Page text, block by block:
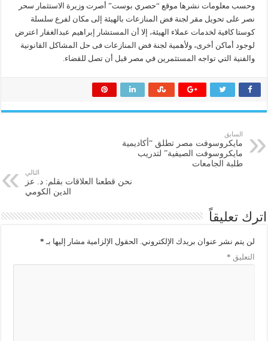
وحسب معلومات نشرها موقع “حصري بوست” أصرت وزيرة الاستثمار سحر
نصر على تحويل مقر لجنة فض المنازعات بالهيئة إلى مكان لفرع سلسلة
كوستا كافية لخدمات عملاء الهيئة، إلا أن المستشار إبراهيم عبدالغفار اعترض
لوجود أماكن أخرى، ولأهمية لجنة فض المنازعات فى حل المشاكل القانونية
والفنية التي تواجه المستثمرين في مصر قبل أن تصل للقضاء.
السابق
مايكروسوفت مصر تطلق “أكاديمية
مايكروسوفت الصيفية” لتدريب
طلبة الجامعات
التالي
نحن قطعنا العلاقات بقلم: د. عز
الدين الكومي
اترك تعليقاً
لن يتم نشر عنوان بريدك الإلكتروني. الحقول الإلزامية مشار إليها بـ *
التعليق *